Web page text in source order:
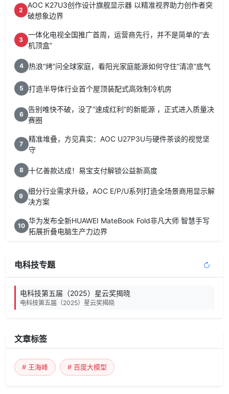
2
AOC K27U3创作设计旗舰显示器 以精准视界助力创作者突
破想象边界
3
一体化电视全国推广首周，运营商先行，并不是简单的“去
机顶盒”
4 热浪“烤”问全球家庭，看阳光家庭能源如何守住“清凉”底气
5 打造半导体行业首个屋顶装配式高效制冷机房
6
告别唯快不破，没了“速成红利”的新能源 ，正式进入质量决
赛圈
7
精准堆叠，方见真实：AOC U27P3U与硬件茶谈的视觉坚
守
8 十亿善款达成！易宝支付解锁公益新高度
9
细分行业需求升级，AOC E/P/U系列打造全场景商用显示解
决方案
10
华为发布全新HUAWEI MateBook Fold非凡大师 智慧手写
拓展折叠电脑生产力边界
电科技专题
电科技第五届（2025）星云奖揭晓
电科技第五届（2025）星云奖揭晓
文章标签
# 王海峰 # 百度大模型